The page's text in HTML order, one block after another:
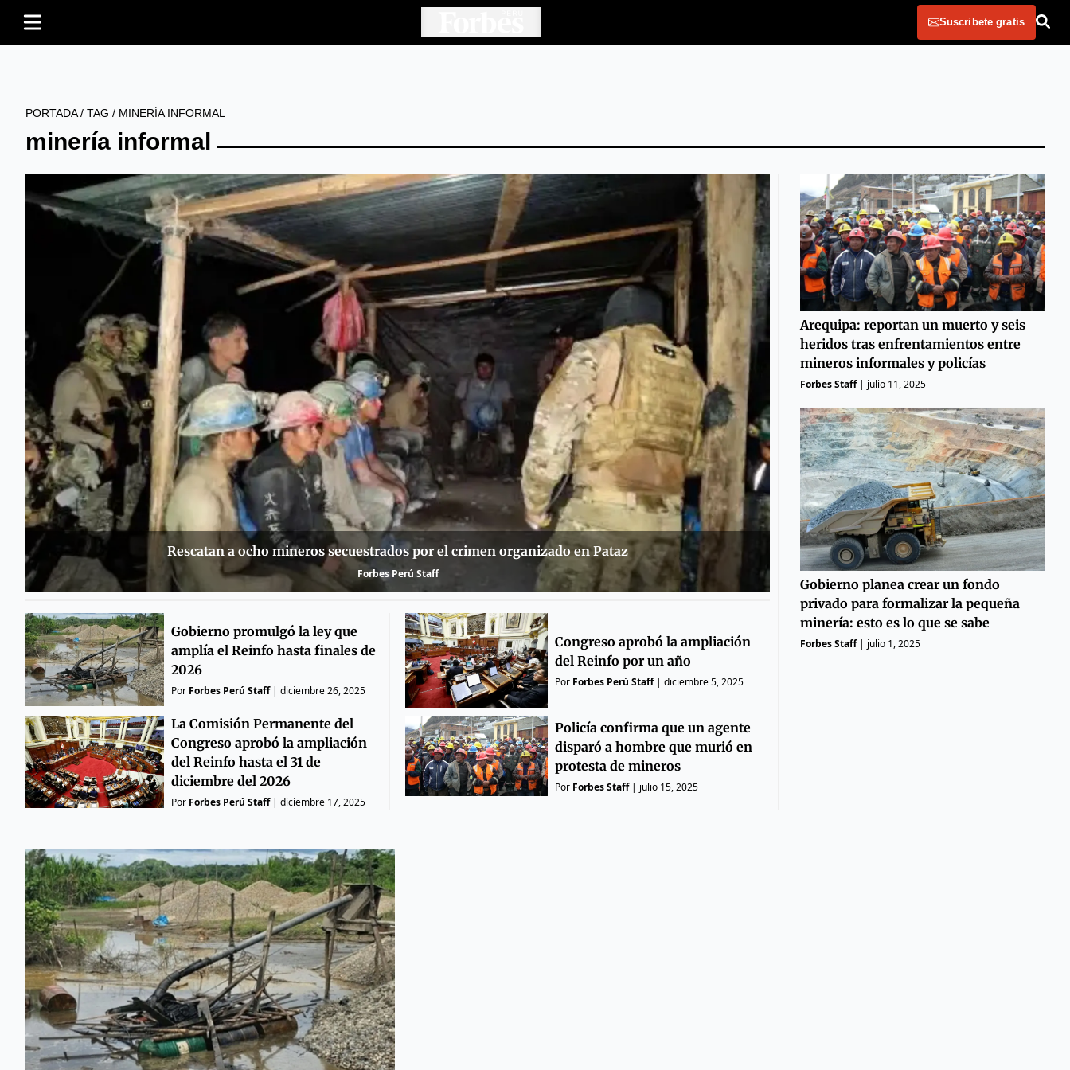
Suscribete gratis
PORTADA/ TAG / MINERÍA INFORMAL
minería informal
Rescatan a ocho mineros secuestrados por el crimen organizado en Pataz
Forbes Perú Staff
Gobierno promulgó la ley que
amplía el Reinfo hasta finales de
2026
Por Forbes Perú Staff| diciembre 26, 2025
La Comisión Permanente del
Congreso aprobó la ampliación
del Reinfo hasta el 31 de
diciembre del 2026
Por Forbes Perú Staff| diciembre 17, 2025
Congreso aprobó la ampliación
del Reinfo por un año
Por Forbes Perú Staff| diciembre 5, 2025
Policía confirma que un agente
disparó a hombre que murió en
protesta de mineros
Por Forbes Staff| julio 15, 2025
Arequipa: reportan un muerto y seis
heridos tras enfrentamientos entre
mineros informales y policías
Forbes Staff| julio 11, 2025
Gobierno planea crear un fondo
privado para formalizar la pequeña
minería: esto es lo que se sabe
Forbes Staff| julio 1, 2025